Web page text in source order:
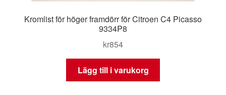
Kromlist för höger framdörr för Citroen C4 Picasso
9334P8
kr854
Lägg till i varukorg